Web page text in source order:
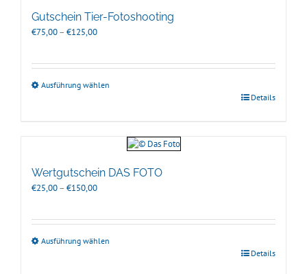
Gutschein Tier-Fotoshooting
€75,00– €125,00Preisspanne:
€125,00
Ausführung wählen
Details
Wertgutschein DAS FOTO
€25,00– €150,00Preisspanne:
€150,00
Ausführung wählen
Details